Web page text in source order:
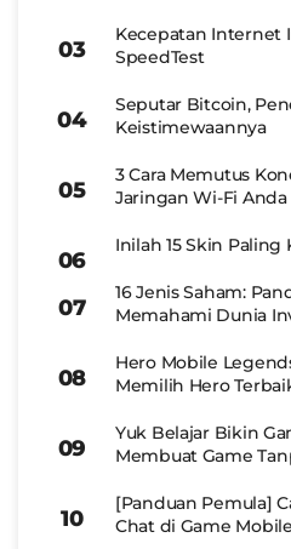
Kecepatan Internet
SpeedTest
Seputar Bitcoin,
Keistimewaannya
3 Cara Memutus
Jaringan Wi-Fi Anda
Inilah 15 Skin
16 Jenis Saham:
Memahami Dunia
Hero Mobile
Memilih Hero
Yuk Belajar Bikin
Membuat Game
[Panduan Pemula]
Chat di Game